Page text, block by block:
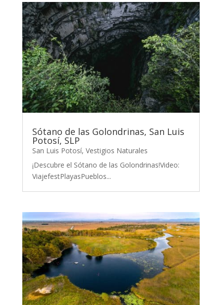
Sótano de las Golondrinas, San Luis
Potosí, SLP
San Luis Potosí, Vestigios Naturales
¡Descubre el Sótano de las Golondrinas!Video:
ViajefestPlayasPueblos...